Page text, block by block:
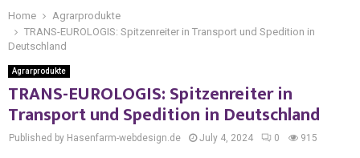
Home
Agrarprodukte
TRANS-EUROLOGIS: Spitzenreiter in Transport und Spedition in
Deutschland
Agrarprodukte
TRANS-EUROLOGIS: Spitzenreiter in
Transport und Spedition in Deutschland
Published by Hasenfarm-webdesign.de July 4, 2024 0 915